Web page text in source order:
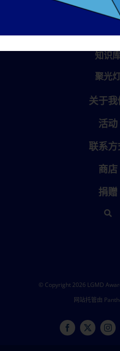
宣传
知识
聚光
关于我
活动
联系方
商店
捐赠
© Copyright 2026 LGMD
网站托管由